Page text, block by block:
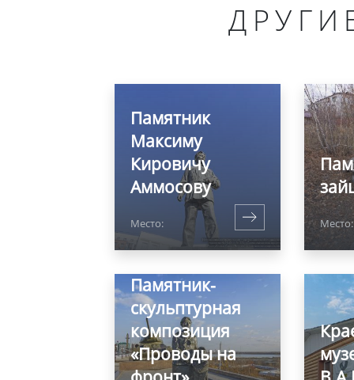
Памятник
Максиму
Кировичу
Аммосову
Место: Место:
Памятник-
скульптурная
композиция
«Проводы на